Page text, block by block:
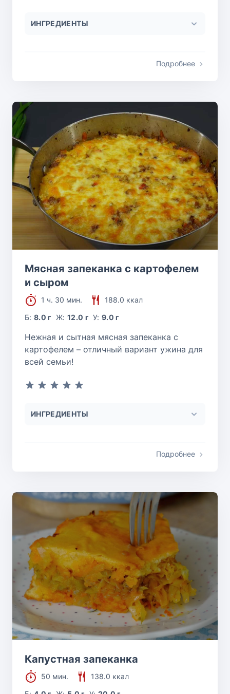
ИНГРЕДИЕНТЫ
Подробнее
Мясная запеканка с картофелем
и сыром
1 ч. 30 мин.
188.0 ккал
Б:8.0 г Ж: 12.0 г У:9.0 г
Нежная и сытная мясная запеканка с
картофелем – отличный вариант ужина для
всей семьи!
ИНГРЕДИЕНТЫ
Подробнее
Капустная запеканка
50 мин.
138.0 ккал